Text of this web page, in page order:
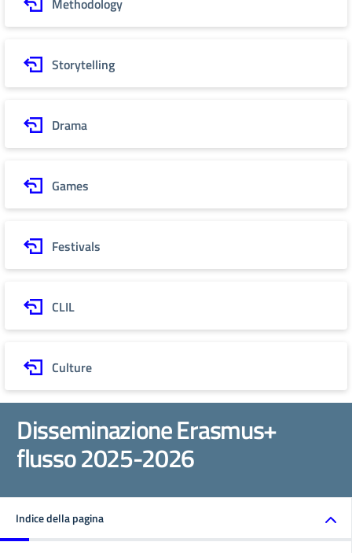
Methodology
Storytelling
Drama
Games
Festivals
CLIL
Culture
Disseminazione Erasmus+
flusso 2025-2026
Indice della pagina